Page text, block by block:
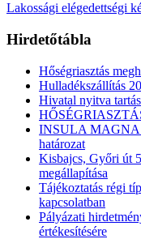
Lakossági elégedettségi
Hirdetőtábla
Hőségriasztás
Hulladékszállítás
Hivatal nyitva tartás
INSULA MAGNA
határozat
Kisbajcs, Győri út
megállapítása
Tájékoztatás régi
kapcsolatban
Pályázati
értékesítésére